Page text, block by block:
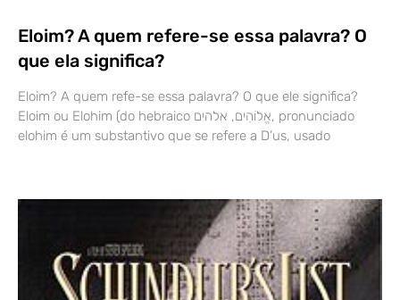
Eloim? A quem refere-se essa palavra? O
que ela significa?
Eloim? A quem refe-se essa palavra? O que ele significa?
Eloim ou Elohim (do hebraico אֱלוֹהִים, אלהים, pronunciado
elohim é um substantivo que se refere a D’us, usado